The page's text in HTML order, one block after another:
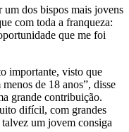
um dos bispos mais jovens
com toda a franqueza:
que me foi
importante, visto que
de 18 anos”, disse
grande contribuição.
difícil, com grandes
um jovem consiga